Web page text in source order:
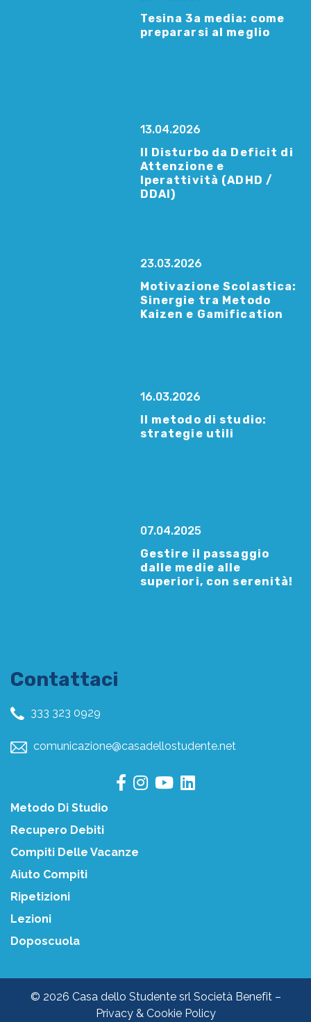
Tesina 3a media: come
prepararsi al meglio
13.04.2026
Il Disturbo da Deficit di
Attenzione e
Iperattività (ADHD /
DDAI)
23.03.2026
Motivazione Scolastica:
Sinergie tra Metodo
Kaizen e Gamification
16.03.2026
Il metodo di studio:
strategie utili
07.04.2025
Gestire il passaggio
dalle medie alle
superiori, con serenità!
Contattaci
333 323 0929
comunicazione@casadellostudente.net
Metodo Di Studio
Recupero Debiti
Compiti Delle Vacanze
Aiuto Compiti
Ripetizioni
Lezioni
Doposcuola
© 2026 Casa dello Studente srl Società Benefit –
Privacy & Cookie Policy